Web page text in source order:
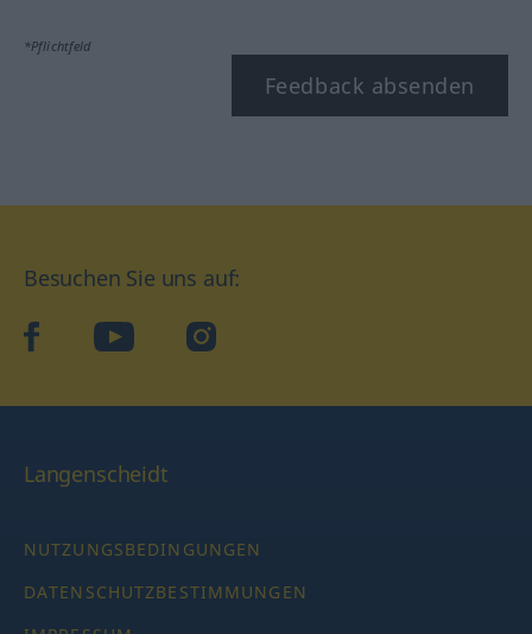
*Pflichtfeld
Feedback absenden
Besuchen Sie uns auf:
facebookYouTube Instagram
Langenscheidt
NUTZUNGSBEDINGUNGEN
DATENSCHUTZBESTIMMUNGEN